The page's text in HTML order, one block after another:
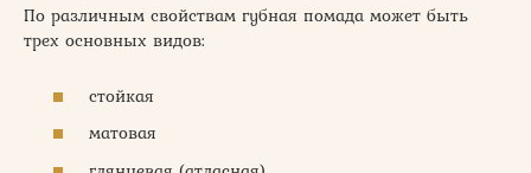
По различным свойствам губная помада может быть
трех основных видов:
стойкая
матовая